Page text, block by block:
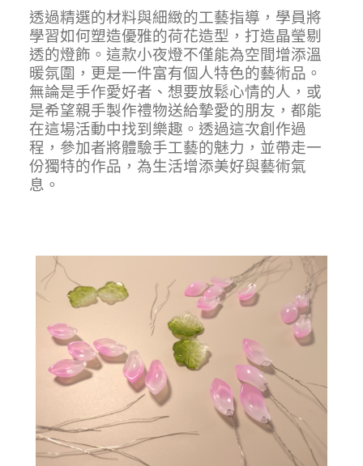
透過精選的材料與細緻的工藝指導，學員將
學習如何塑造優雅的荷花造型，打造晶瑩剔
透的燈飾。這款小夜燈不僅能為空間增添溫
暖氛圍，更是一件富有個人特色的藝術品。
無論是手作愛好者、想要放鬆心情的人，或
是希望親手製作禮物送給摯愛的朋友，都能
在這場活動中找到樂趣。透過這次創作過
程，參加者將體驗手工藝的魅力，並帶走一
份獨特的作品，為生活增添美好與藝術氣
息。